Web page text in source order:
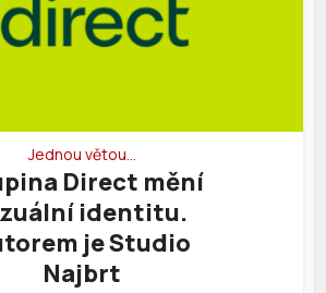
Jednou větou…
Direct mění
identitu.
je Studio
Najbrt